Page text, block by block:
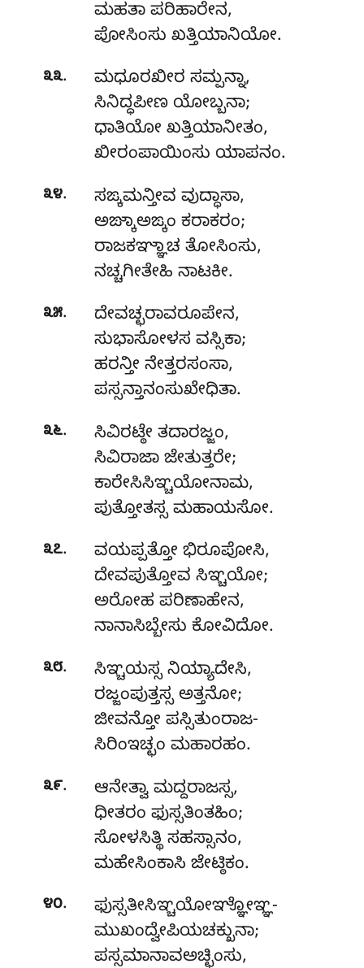
ಮಹತಾ ಪರಿಹಾರೇನ,
ಪೋಸಿಂಸು ಖತ್ತಿಯಾನಿಯೋ.
೩೩. ಮಧೂರಖೀರ ಸಮ್ಪನ್ನಾ,
ಸಿನಿದ್ಧಪೀಣ ಯೋಬ್ಬನಾ;
ಧಾತಿಯೋ ಖತ್ತಿಯಾನೀತಂ,
ಖೀರಂಪಾಯಿಂಸು ಯಾಪನಂ.
೩೪.
ಸಙ್ಕಮನ್ತೀವ ವುದ್ಧಾಸಾ,
ಅಙ್ಕಾಅಙ್ಕಂ ಕರಾಕರಂ;
ರಾಜಕಞ್ಞಾಚ ತೋಸಿಂಸು,
ನಚ್ಚಗೀತೇಹಿ ನಾಟಕೀ.
೩೫.
ದೇವಚ್ಛರಾವರೂಪೇನ,
ಸುಭಾಸೋಳಸ ವಸ್ಸಿಕಾ;
ಹರನ್ತೀ ನೇತ್ತರಸಂಸಾ,
ಪಸ್ಸನ್ತಾನಂಸುಖೇಧಿತಾ.
೩೬.
ಸಿವಿರಟ್ಠೇ ತದಾರಜ್ಜಂ,
ಸಿವಿರಾಜಾ ಜೇತುತ್ತರೇ;
ಕಾರೇಸಿಸಿಞ್ಚಯೋನಾಮ,
ಪುತ್ತೋತಸ್ಸ ಮಹಾಯಸೋ.
೩೭.
ವಯಪ್ಪತ್ತೋ ಭಿರೂಪೋಸಿ,
ದೇವಪುತ್ತೋವ ಸಿಞ್ಚಯೋ;
ಅರೋಹ ಪರಿಣಾಹೇನ,
ನಾನಾಸಿಬ್ಬೇಸು ಕೋವಿದೋ.
೩೮. ಸಿಞ್ಚಯಸ್ಸನಿಯ್ಯಾದೇಸಿ,
ರಜ್ಜಂಪುತ್ತಸ್ಸ ಅತ್ತನೋ;
ಜೀವನ್ತೋ ಪಸ್ಸಿತುಂರಾಜ-
ಸಿರಿಂಇಚ್ಛಂ ಮಹಾರಹಂ.
೩೯.
ಆನೇತ್ವಾ ಮದ್ದರಾಜಸ್ಸ,
ಧೀತರಂ ಫುಸ್ಸತಿಂತಹಿಂ;
ಸೋಳಸಿತ್ಥಿ ಸಹಸ್ಸಾನಂ,
ಮಹೇಸಿಂಕಾಸಿ ಜೇಟ್ಠಿಕಂ.
೪೦.
ಫುಸ್ಸತೀಸಿಞ್ಚಯೋಞ್ಞೋಞ್ಞ-
ಮುಖಂದ್ವೇಪಿಯಚಕ್ಖುನಾ;
ಪಸ್ಸಮಾನಾವಅಚ್ಛಿಂಸು,